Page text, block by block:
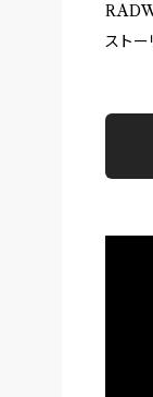
ストー